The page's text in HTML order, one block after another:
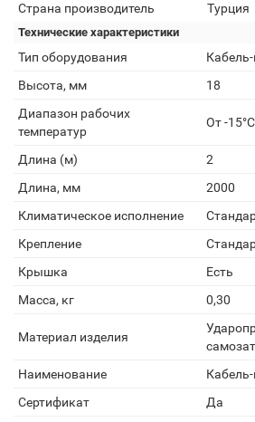
Страна производитель
Турция
Технические характеристики
Тип оборудования
Высота, мм
18
Диапазон рабочих
температур
От -
Длина (м)
2
Длина, мм
2000
Климатическое исполнение
Крепление
Крышка
Есть
Масса, кг
0,30
Материал изделия
Наименование
Сертификат
Да